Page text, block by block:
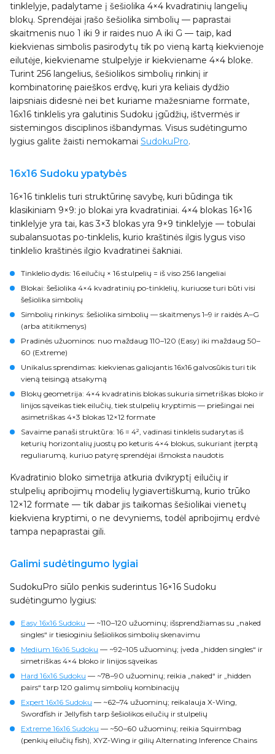
tinklelyje, padalytame į šešiolika 4×4 kvadratinių langelių
blokų. Sprendėjai įrašo šešiolika simbolių — paprastai
skaitmenis nuo 1 iki 9 ir raides nuo A iki G — taip, kad
kiekvienas simbolis pasirodytų tik po vieną kartą kiekvienoje
eilutėje, kiekviename stulpelyje ir kiekviename 4×4 bloke.
Turint 256 langelius, šešiolikos simbolių rinkinį ir
kombinatorinę paieškos erdvę, kuri yra keliais dydžio
laipsniais didesnė nei bet kuriame mažesniame formate,
16x16 tinklelis yra galutinis Sudoku įgūdžių, ištvermės ir
sistemingos disciplinos išbandymas. Visus sudėtingumo
lygius galite žaisti nemokamai SudokuPro.
16x16 Sudoku ypatybės
16×16 tinklelis turi struktūrinę savybę, kuri būdinga tik
klasikiniam 9×9: jo blokai yra kvadratiniai. 4×4 blokas 16×16
tinklelyje yra tai, kas 3×3 blokas yra 9×9 tinklelyje — tobulai
subalansuotas po-tinklelis, kurio kraštinės ilgis lygus viso
tinklelio kraštinės ilgio kvadratinei šakniai.
Tinklelio dydis: 16 eilučių × 16 stulpelių = iš viso 256 langeliai
Blokai: šešiolika 4×4 kvadratinių po-tinklelių, kuriuose turi būti visi
šešiolika simbolių
Simbolių rinkinys: šešiolika simbolių — skaitmenys 1–9 ir raidės A–G
(arba atitikmenys)
Pradinės užuominos: nuo maždaug 110–120 (Easy) iki maždaug 50–
60 (Extreme)
Unikalus sprendimas: kiekvienas galiojantis 16x16 galvosūkis turi tik
vieną teisingą atsakymą
Blokų geometrija: 4×4 kvadratinis blokas sukuria simetriškas bloko ir
linijos sąveikas tiek eilučių, tiek stulpelių kryptimis — priešingai nei
asimetriškas 4×3 blokas 12×12 formate
Savaime panaši struktūra: 16 = 4², vadinasi tinklelis sudarytas iš
keturių horizontalių juostų po keturis 4×4 blokus, sukuriant įterptą
reguliarumą, kuriuo patyrę sprendėjai išmoksta naudotis
Kvadratinio bloko simetrija atkuria dvikryptį eilučių ir
stulpelių apribojimų modelių lygiavertiškumą, kurio trūko
12×12 formate — tik dabar jis taikomas šešiolikai vienetų
kiekviena kryptimi, o ne devyniems, todėl apribojimų erdvė
tampa nepaprastai gili.
Galimi sudėtingumo lygiai
SudokuPro siūlo penkis suderintus 16×16 Sudoku
sudėtingumo lygius:
Easy 16x16 Sudoku — ~110–120 užuominų; išsprendžiamas su „naked
singles“ ir tiesioginiu šešiolikos simbolių skenavimu
Medium 16x16 Sudoku — ~92–105 užuominų; įveda „hidden singles“ ir
simetriškas 4×4 bloko ir linijos sąveikas
Hard 16x16 Sudoku — ~78–90 užuominų; reikia „naked“ ir „hidden
pairs“ tarp 120 galimų simbolių kombinacijų
Expert 16x16 Sudoku — ~62–74 užuominų; reikalauja X-Wing,
Swordfish ir Jellyfish tarp šešiolikos eilučių ir stulpelių
Extreme 16x16 Sudoku — ~50–60 užuominų; reikia Squirmbag
(penkių eilučių fish), XYZ-Wing ir gilių Alternating Inference Chains